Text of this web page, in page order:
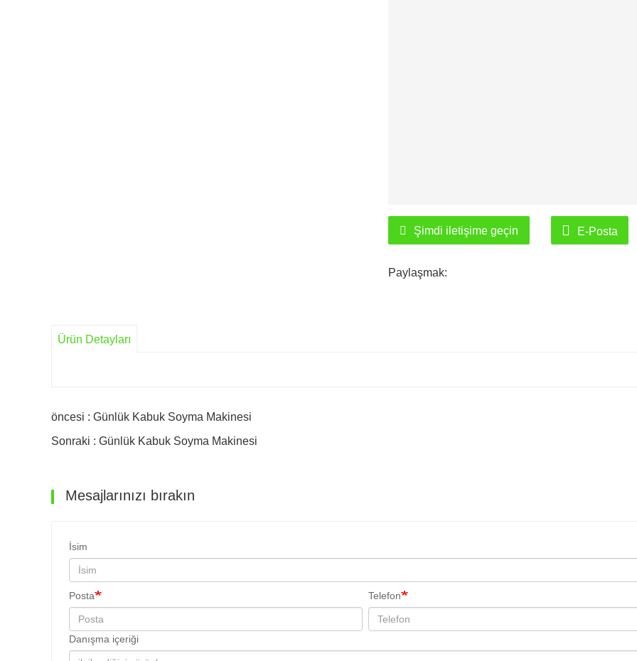
Şimdi iletişime geçin E-Posta
Paylaşmak:
Ürün Detayları
öncesi : Günlük Kabuk Soyma Makinesi
Sonraki : Günlük Kabuk Soyma Makinesi
Mesajlarınızı bırakın
İsim
Posta Telefon
Danışma içeriği